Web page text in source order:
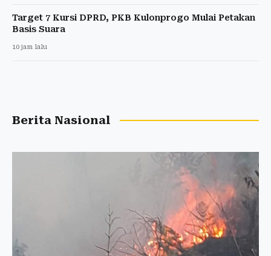
Target 7 Kursi DPRD, PKB Kulonprogo Mulai Petakan
Basis Suara
10 jam lalu
Berita Nasional